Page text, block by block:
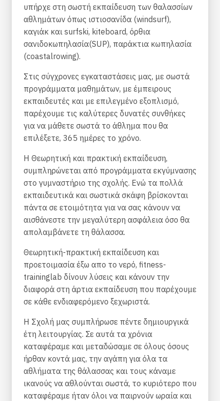
υπήρχε στη σωστή εκπαίδευση των θαλασσίων
αθλημάτων όπως ιστιοσανίδα (windsurf),
καγιάκ και surfski, kiteboard, όρθια
σανιδοκωπηλασία(SUP), παράκτια κωπηλασία
(coastalrowing).
Στις σύγχρονες εγκαταστάσεις μας, με σωστά
προγράμματα μαθημάτων, με έμπειρους
εκπαιδευτές και με επιλεγμένο εξοπλισμό,
παρέχουμε τις καλύτερες δυνατές συνθήκες
για να μάθετε σωστά το άθλημα που θα
επιλέξετε, 365 ημέρες το χρόνο.
Η Θεωρητική και πρακτική εκπαίδευση,
συμπληρώνεται από προγράμματα εκγύμνασης
στο γυμναστήριο της σχολής. Ενώ τα πολλά
εκπαιδευτικά και σωστικά σκάφη βρίσκονται
πάντα σε ετοιμότητα για να σας κάνουν να
αισθάνεστε την μεγαλύτερη ασφάλεια όσο θα
απολαμβάνετε τη θάλασσα.
Θεωρητική-πρακτική εκπαίδευση και
προετοιμασία έξω απο το νερό, fitness-
traininglab δίνουν λύσεις και κάνουν την
διαφορά στη άρτια εκπαίδευση που παρέχουμε
σε κάθε ενδιαφερόμενο ξεχωριστά.
Η Σχολή μας συμπλήρωσε πέντε δημιουργικά
έτη λειτουργίας. Σε αυτά τα χρόνια
καταφέραμε και μεταδώσαμε σε όλους όσους
ήρθαν κοντά μας, την αγάπη για όλα τα
αθλήματα της θάλασσας και τους κάναμε
ικανούς να αθλούνται σωστά, το κυριότερο που
καταφέραμε ήταν όλοι να παιρνούν ωραία και